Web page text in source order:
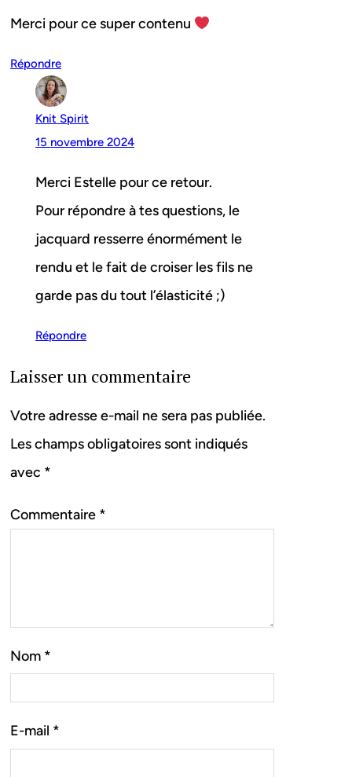
Merci pour ce super contenu
Répondre
Knit Spirit
15 novembre 2024
Merci Estelle pour ce retour.
Pour répondre à tes questions, le
jacquard resserre énormément le
rendu et le fait de croiser les fils ne
garde pas du tout l’élasticité ;)
Répondre
Laisser un commentaire
Votre adresse e-mail ne sera pas publiée.
Les champs obligatoires sont indiqués
avec *
Commentaire *
Nom *
E-mail *